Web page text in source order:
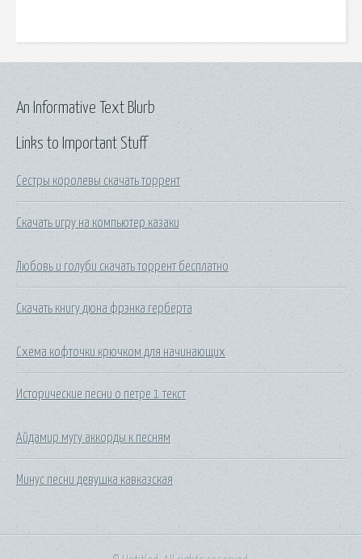
Links to Important Stuff
Сестры королевы скачать торрент
Скачать игру на компьютер казаки
Любовь и голуби скачать торрент бесплатно
Скачать книгу дюна фрэнка герберта
Схема кофточки крючком для начинающих
Исторические песни о петре 1 текст
Айдамир мугу аккорды к песням
Минус песни девушка кавказская
An Informative Text Blurb